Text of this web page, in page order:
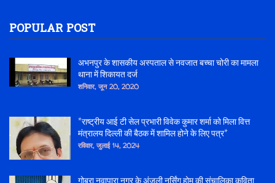
POPULAR POST
अभनपुर के शासकीय अस्पताल से नवजात बच्चा चोरी का मामला
थाना में शिकायत दर्ज
शनिवार, जून 20, 2020
*राष्ट्रीय आई टी सेल प्रभारी विवेक कुमार शर्मा को मिला वित्त
मंत्रालय दिल्ली की बैठक में शामिल होने के लिए पत्र*
रविवार, जुलाई 14, 2024